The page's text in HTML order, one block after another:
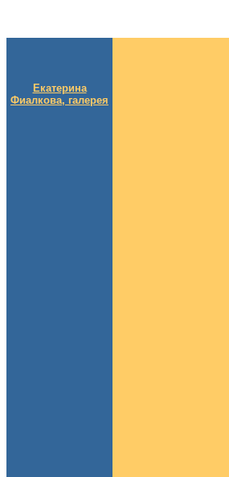
Екатерина
Фиалкова, галерея